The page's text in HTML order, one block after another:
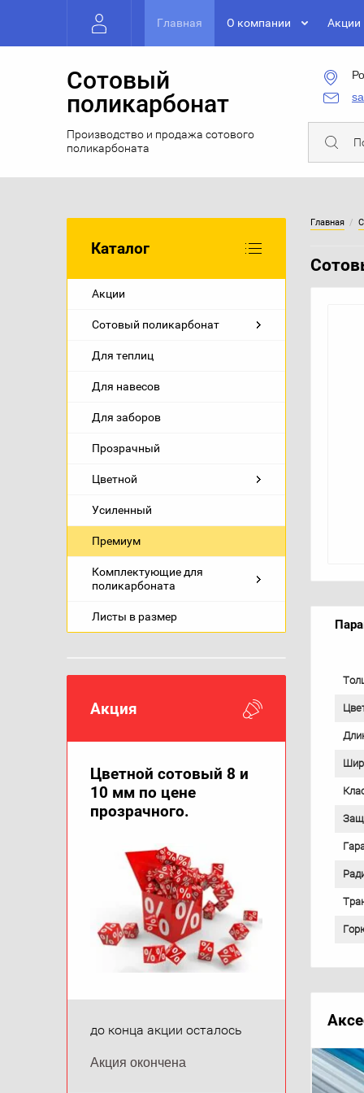
Главная О компании Акции
Сотовый
поликарбонат
Производство и продажа сотового
поликарбоната
Каталог
Акции
Сотовый поликарбонат
Для теплиц
Для навесов
Для заборов
Прозрачный
Цветной
Усиленный
Премиум
Комплектующие для
поликарбоната
Листы в размер
Акция
Цветной сотовый 8 и
10 мм по цене
прозрачного.
до конца акции осталось
Акция окончена
Главная
  /